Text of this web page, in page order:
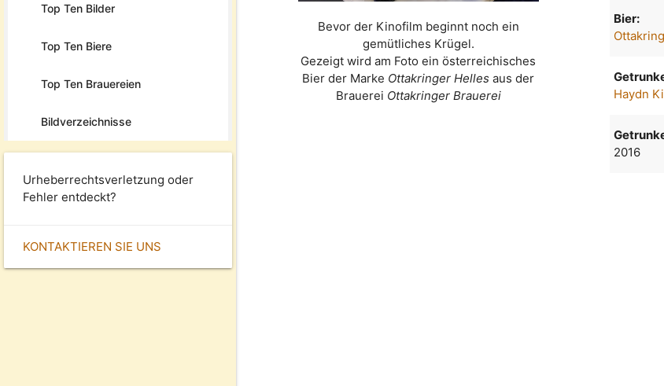
Top Ten Bilder
Top Ten Biere
Top Ten Brauereien
Bildverzeichnisse
Urheberrechtsverletzung oder
Fehler entdeckt?
KONTAKTIEREN SIE UNS
Bevor der Kinofilm beginnt noch ein
gemütliches Krügel.
Gezeigt wird am Foto ein österreichisches
Bier der Marke Ottakringer Helles aus der
Brauerei Ottakringer Brauerei
Bier:
Haydn
2016